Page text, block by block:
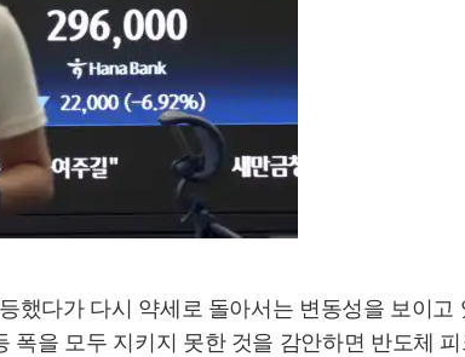
했다가 다시 약세로 돌아서는 변동성을 보이
을 모두 지키지 못한 것을 감안하면 반도체